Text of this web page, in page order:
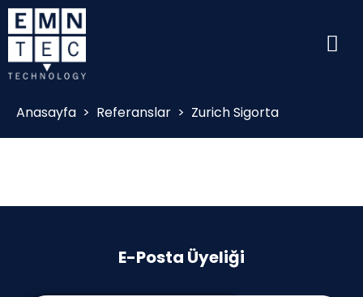
Anasayfa > Referanslar > Zurich Sigorta
E-Posta Üyeliği